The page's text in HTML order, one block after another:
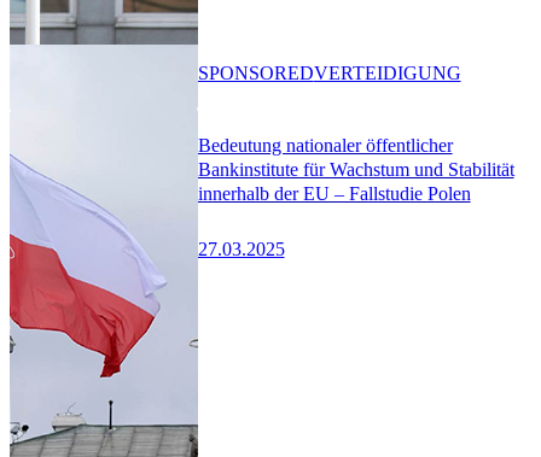
Bedeutung nationaler öffentlicher
Bankinstitute für Wachstum und Stabilität
innerhalb der EU – Fallstudie Polen
27.03.2025
SPONSOREDVERTEIDIGUNG